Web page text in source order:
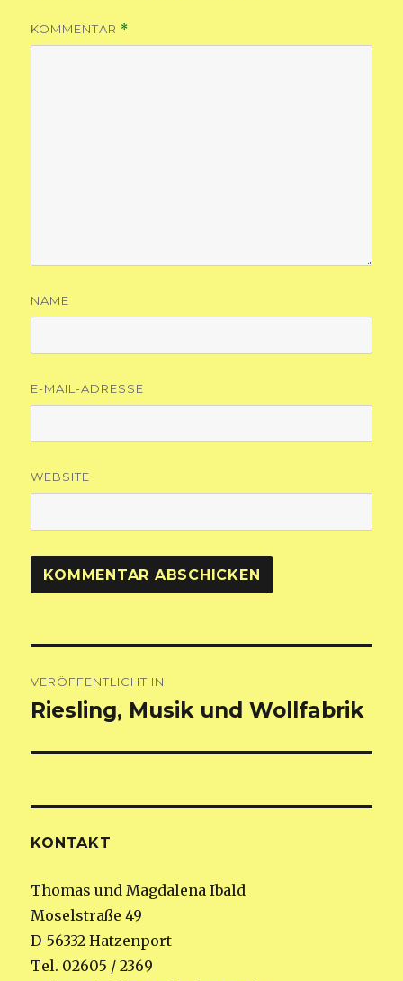
KOMMENTAR *
NAME
E-MAIL-ADRESSE
WEBSITE
VERÖFFENTLICHT IN
Riesling, Musik und Wollfabrik
KONTAKT
Thomas und Magdalena Ibald
Moselstraße 49
D-56332 Hatzenport
Tel. 02605 / 2369